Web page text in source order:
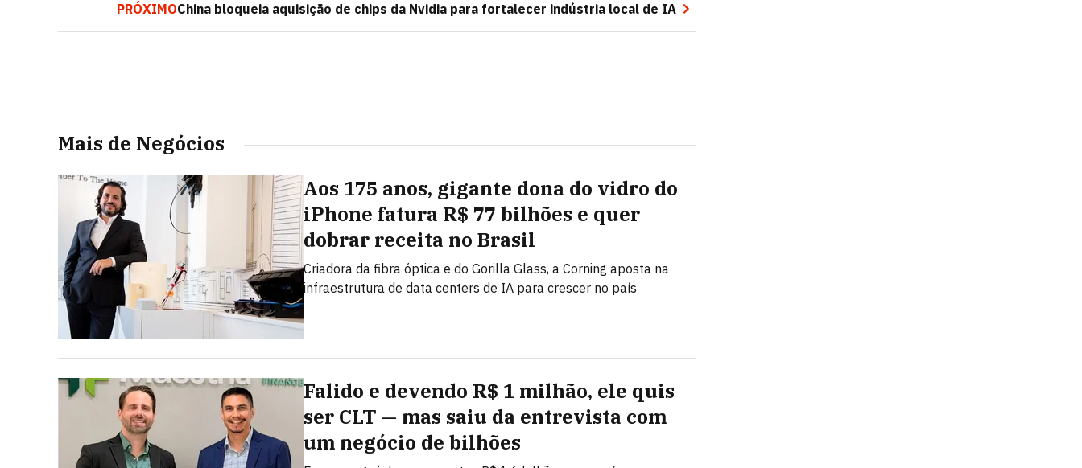
PRÓXIMOChina bloqueia aquisição de chips da Nvidia para fortalecer indústria local de IA
Mais de Negócios
Aos 175 anos, gigante dona do vidro do
iPhone fatura R$ 77 bilhões e quer
dobrar receita no Brasil
Criadora da fibra óptica e do Gorilla Glass, a Corning aposta na
infraestrutura de data centers de IA para crescer no país
Falido e devendo R$ 1 milhão, ele quis
ser CLT — mas saiu da entrevista com
um negócio de bilhões